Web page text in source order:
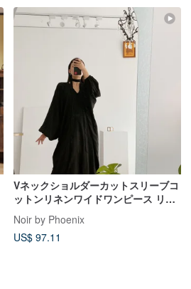
Vネックショルダーカットスリーブコ
ットンリネンワイドワンピース リネ
ン
Noir by Phoenix
US$ 97.11